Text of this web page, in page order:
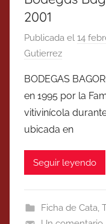
2001
Publicada el 14
Gutierrez
BODEGAS
en 1995 por la
vitivinícola
ubicada en
Seguir leyendo
Ficha de Cata,